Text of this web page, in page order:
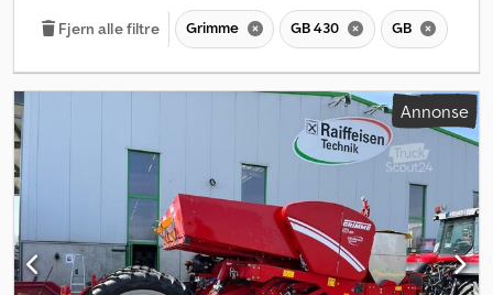
Fjern alle filtre Grimme GB 430 GB
Annonse